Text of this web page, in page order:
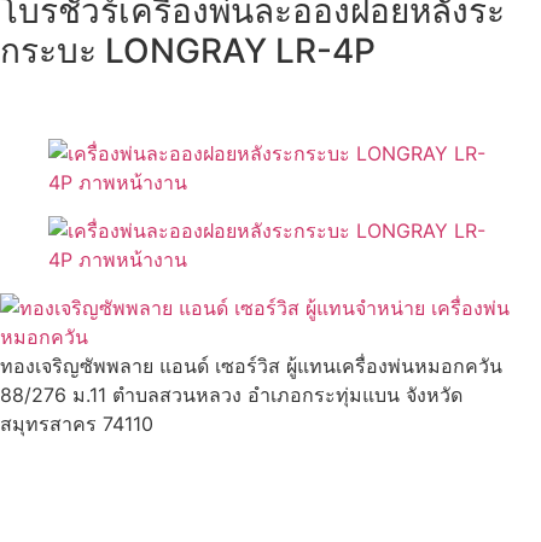
โบรชัวร์เครื่องพ่นละอองฝอยหลังระ
กระบะ LONGRAY LR-4P
ทองเจริญซัพพลาย แอนด์ เซอร์วิส ผู้แทนเครื่องพ่นหมอกควัน
88/276 ม.11 ตำบลสวนหลวง อำเภอกระทุ่มแบน จังหวัด
สมุทรสาคร 74110